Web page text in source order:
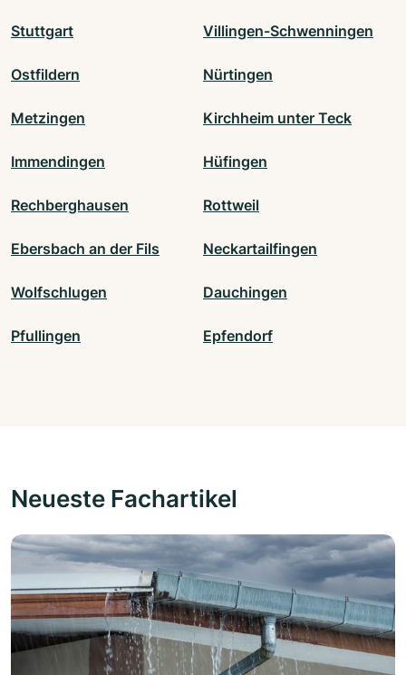
Stuttgart Villingen-Schwenningen
Ostfildern Nürtingen
Metzingen Kirchheim unter Teck
Immendingen Hüfingen
Rechberghausen Rottweil
Ebersbach an der Fils Neckartailfingen
Wolfschlugen Dauchingen
Pfullingen Epfendorf
Neueste Fachartikel